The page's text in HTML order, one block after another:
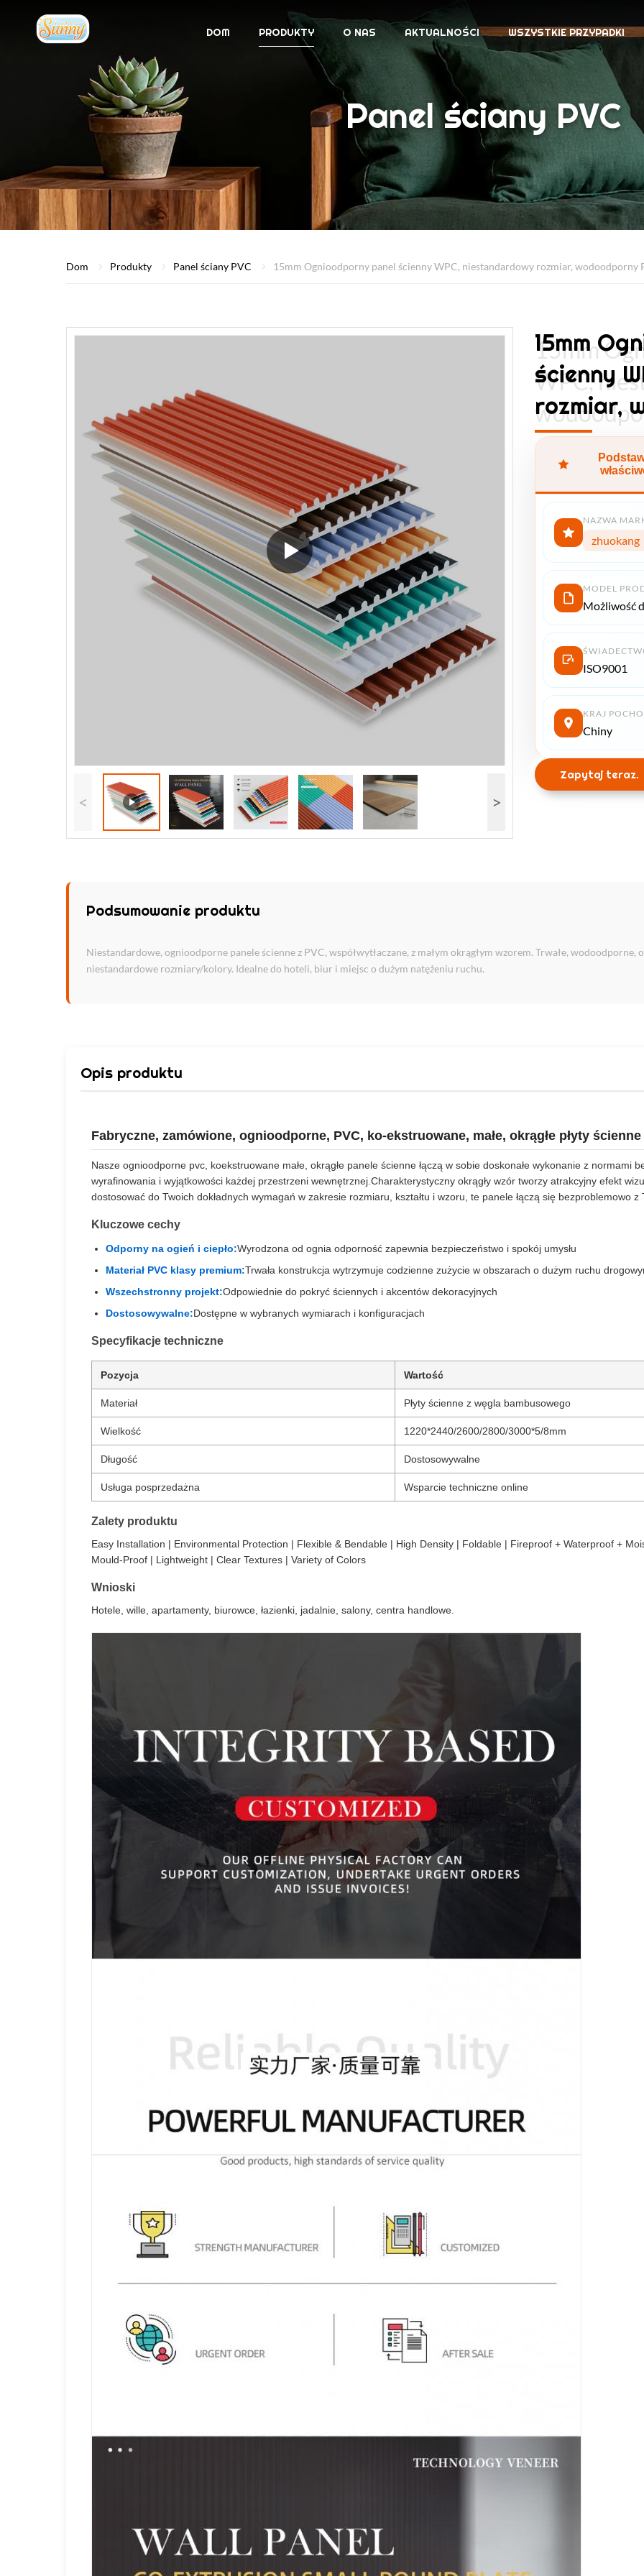
DOM PRODUKTY O NAS AKTUALNOŚCI WSZYSTKIE PRZYPADKI
Panel ściany PVC
Dom Produkty Panel ściany PVC 15mm Ognioodporny panel ścienny WPC, niestandardowy rozmiar, wodoodporny
< >
15mm
ścienny
rozmiar,
15mm
WPC,
NAZWA
zhuokang
MODEL
Możliwość
ISO9001
KRAJ
Chiny
Zapytaj teraz.
Podsumowanie produktu
Niestandardowe, ognioodporne panele ścienne z PVC, współwytłaczane, z małym okrągłym wzorem. Trwałe,
niestandardowe rozmiary/kolory. Idealne do hoteli, biur i miejsc o dużym natężeniu ruchu.
Opis produktu
Fabryczne, zamówione, ognioodporne, PVC, ko-ekstruowane, małe, okrągłe płyty ścienne
Nasze ognioodporne pvc, koekstruowane małe, okrągłe panele ścienne łączą w sobie doskonałe wykonanie z normami
wyrafinowania i wyjątkowości każdej przestrzeni wewnętrznej.Charakterystyczny okrągły wzór tworzy atrakcyjny efekt
dostosować do Twoich dokładnych wymagań w zakresie rozmiaru, kształtu i wzoru, te panele łączą się bezproblemowo z
Kluczowe cechy
Odporny na ogień i ciepło:Wyrodzona od ognia odporność zapewnia bezpieczeństwo i spokój umysłu
Materiał PVC klasy premium:Trwała konstrukcja wytrzymuje codzienne zużycie w obszarach o dużym ruchu
Wszechstronny projekt:Odpowiednie do pokryć ściennych i akcentów dekoracyjnych
Dostosowywalne:Dostępne w wybranych wymiarach i konfiguracjach
Specyfikacje techniczne
Pozycja Wartość
Materiał Płyty ścienne z węgla bambusowego
Wielkość 1220*2440/2600/2800/3000*5/8mm
Długość Dostosowywalne
Usługa posprzedażna Wsparcie techniczne online
Zalety produktu
Easy Installation | Environmental Protection | Flexible & Bendable | High Density | Foldable | Fireproof + Waterproof +
Mould-Proof | Lightweight | Clear Textures | Variety of Colors
Wnioski
Hotele, wille, apartamenty, biurowce, łazienki, jadalnie, salony, centra handlowe.